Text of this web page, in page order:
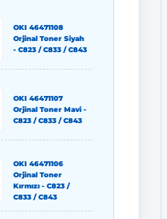
OKI 46471108
Orjinal Toner Siyah
- C823 / C833 / C843
OKI 46471107
Orjinal Toner Mavi -
C823 / C833 / C843
OKI 46471106
Orjinal Toner
Kırmızı - C823 /
C833 / C843